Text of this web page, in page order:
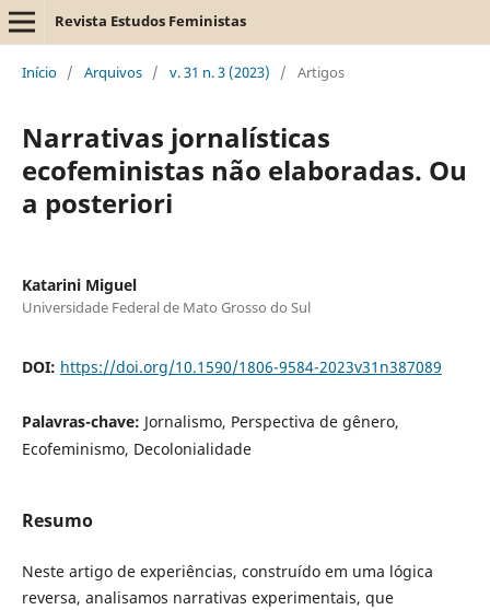
Revista Estudos Feministas
Início / Arquivos / v. 31 n. 3 (2023) / Artigos
Narrativas jornalísticas
ecofeministas não elaboradas. Ou
a posteriori
Katarini Miguel
Universidade Federal de Mato Grosso do Sul
DOI: https://doi.org/10.1590/1806-9584-2023v31n387089
Palavras-chave: Jornalismo, Perspectiva de gênero,
Ecofeminismo, Decolonialidade
Resumo
Neste artigo de experiências, construído em uma lógica
reversa, analisamos narrativas experimentais, que